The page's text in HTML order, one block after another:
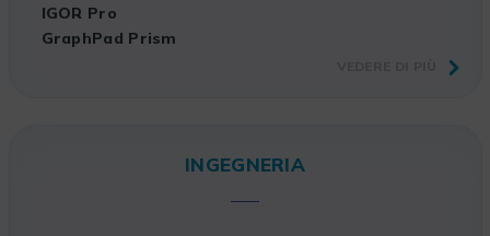
IGOR Pro
GraphPad Prism
INGEGNERIA